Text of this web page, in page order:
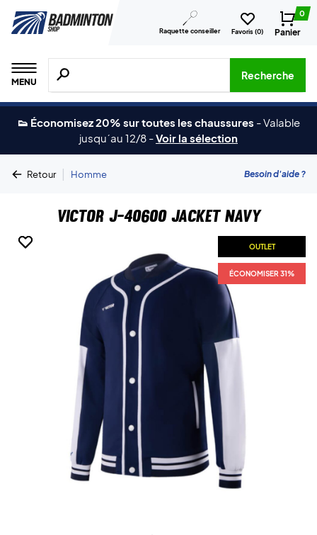
Raquette conseiller Favoris (0)
0
Panier
MENU
Recherche de produits, de marques, etc.
Recherche
👟 Économisez 20% sur toutes les chaussures -Valable
jusqu´au 12/8 -Voir la sélection
Retour | Homme Besoin d'aide ?
Victor J-40600 Jacket Navy
OUTLET
ÉCONOMISER 31%
OUTLET
ÉCONOMISER 31%